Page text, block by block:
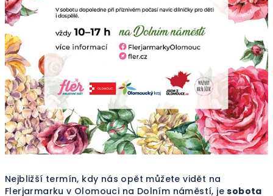
Nejbližší termín, kdy nás opět můžete vidět na
Flerjarmarku v Olomouci na Dolním náměstí, jesobota